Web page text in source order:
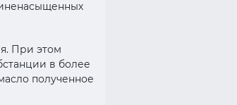
При этом
в более
полученное